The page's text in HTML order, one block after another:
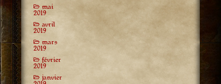
mai
2019
avril
2019
mars
2019
février
2019
janvier